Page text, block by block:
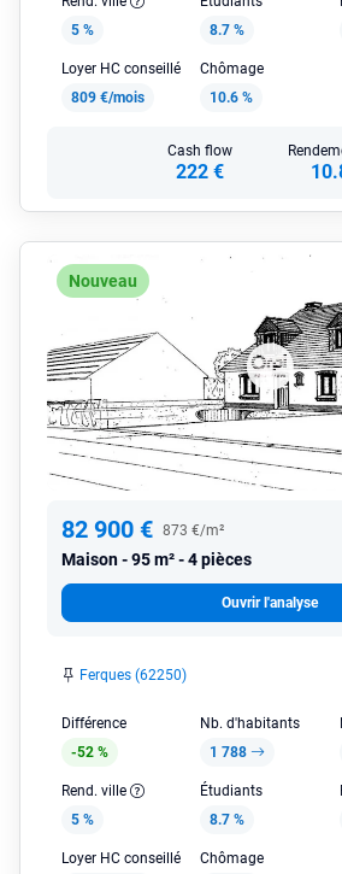
5 %
8.7 %
Loyer HC conseillé
809 €/mois
Chômage
10.6 %
Cash flow
222 €
Nouveau
82 900 € 873 €/m²
Maison 95 m² - 4 pièces
Ouvrir l'analyse
Ferques (62250)
Différence
-52 %
Nb. d'habitants
1 788
Rend. ville
5 %
Étudiants
8.7 %
Loyer HC conseillé
Chômage